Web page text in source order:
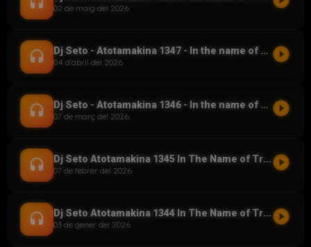
02 de maig del 2026
headset Dj Seto - Atotamakina 1347 - In the name of Trance - 04042026
04 d'abril del 2026 play_circle_filled
headset Dj Seto - Atotamakina 1346 - In the name of Trance 07032026
07 de març del 2026 play_circle_filled
headset Dj Seto Atotamakina 1345 In The Name of Trance 07022026
07 de febrer del 2026 play_circle_filled
headset Dj Seto Atotamakina 1344 In The Name of Trance (YM) 03012026
03 de gener del 2026 play_circle_filled